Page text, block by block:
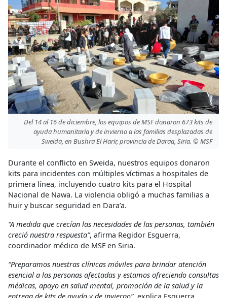
Del 14 al 16 de diciembre, los equipos de MSF donaron 673 kits de
ayuda humanitaria y de invierno a las familias desplazadas de
Sweida, en Bushra El Harir, provincia de Daraa, Siria. © MSF
Durante el conflicto en Sweida, nuestros equipos donaron
kits para incidentes con múltiples víctimas a hospitales de
primera línea, incluyendo cuatro kits para el Hospital
Nacional de Nawa. La violencia obligó a muchas familias a
huir y buscar seguridad en Dara’a.
“A medida que crecían las necesidades de las personas, también
creció nuestra respuesta”, afirma Regidor Esguerra,
coordinador médico de MSF en Siria.
“Preparamos nuestras clínicas móviles para brindar atención
esencial a las personas afectadas y estamos ofreciendo consultas
médicas, apoyo en salud mental, promoción de la salud y la